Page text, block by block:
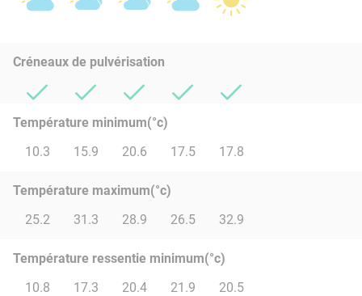
Créneaux de pulvérisation
Température minimum(°c)
10.3
15.9 20.6 17.5 17.8
Température maximum(°c)
25.2
31.3 28.9 26.5 32.9
Température ressentie minimum(°c)
10.8
17.3 20.4 21.9 20.5